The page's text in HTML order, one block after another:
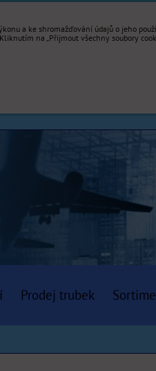
Prodej trubek
a ke shromažďování údajů o jeho
na „Přijmout všechny soubory